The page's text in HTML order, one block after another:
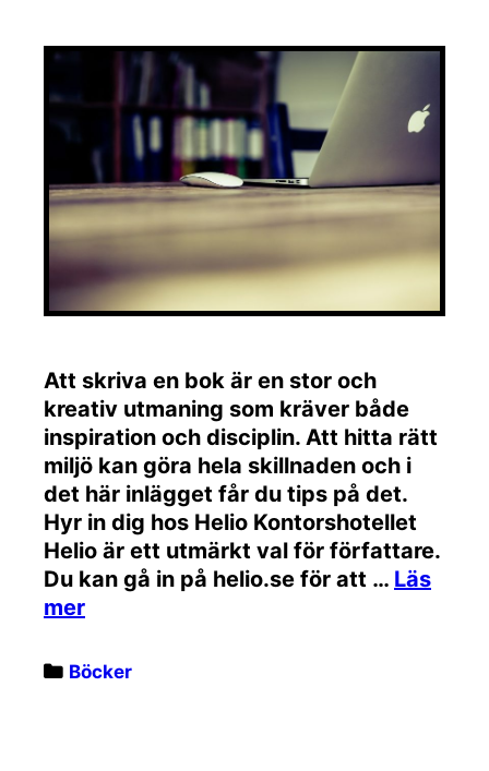
Att skriva en bok är en stor och
kreativ utmaning som kräver både
inspiration och disciplin. Att hitta rätt
miljö kan göra hela skillnaden och i
det här inlägget får du tips på det.
Hyr in dig hos Helio Kontorshotellet
Helio är ett utmärkt val för författare.
Du kan gå in på helio.se för att …
Categories
Böcker